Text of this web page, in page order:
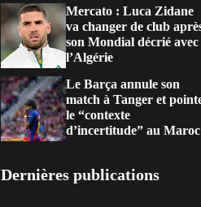
Mercato : Luca Zidane
va changer de club
son Mondial décrié avec
l’Algérie
Le Barça annule son
match à Tanger et
le “contexte
d’incertitude” au Maroc
Dernières publications